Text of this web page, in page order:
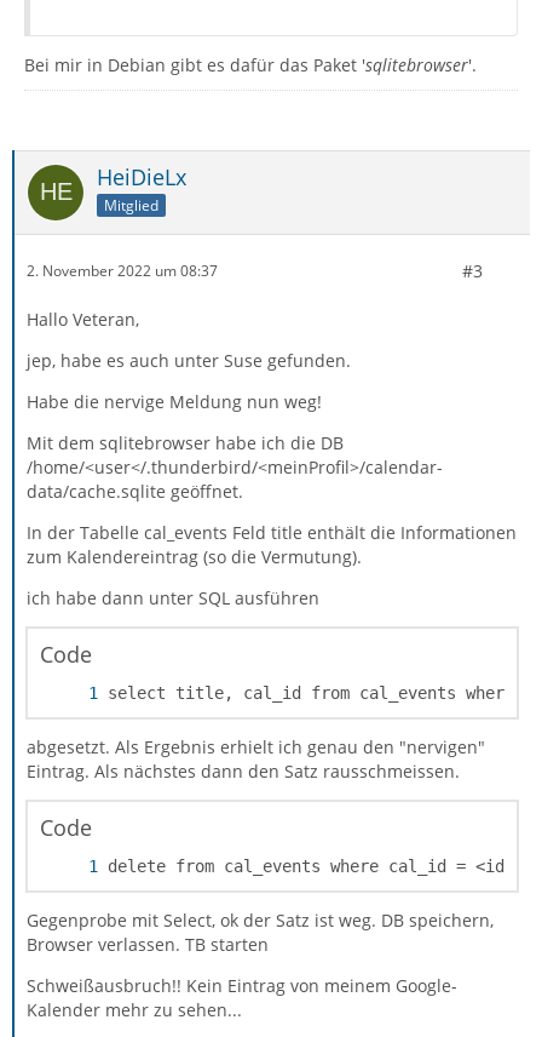
Bei mir in Debian gibt es dafür das Paket 'sqlitebrowser'.
HeiDieLx
Mitglied
2. November 2022 um 08:37 #3
Hallo Veteran,
jep, habe es auch unter Suse gefunden.
Habe die nervige Meldung nun weg!
Mit dem sqlitebrowser habe ich die DB
/home/<user</.thunderbird/<meinProfil>/calendar-
data/cache.sqlite geöffnet.
In der Tabelle cal_events Feld title enthält die Informationen
zum Kalendereintrag (so die Vermutung).
ich habe dann unter SQL ausführen
Code
select title, cal_id from cal_events where
abgesetzt. Als Ergebnis erhielt ich genau den "nervigen"
Eintrag. Als nächstes dann den Satz rausschmeissen.
Code
delete from cal_events where cal_id = <id
Gegenprobe mit Select, ok der Satz ist weg. DB speichern,
Browser verlassen. TB starten
Schweißausbruch!! Kein Eintrag von meinem Google-
Kalender mehr zu sehen...